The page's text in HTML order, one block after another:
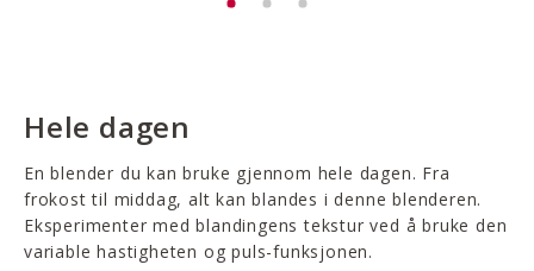
Hele dagen
En blender du kan bruke gjennom hele dagen. Fra
frokost til middag, alt kan blandes i denne blenderen.
Eksperimenter med blandingens tekstur ved å bruke den
variable hastigheten og puls-funksjonen.